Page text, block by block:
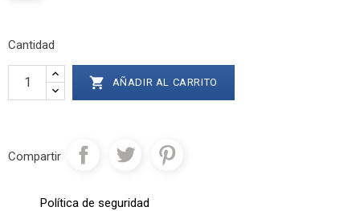
Cantidad
 AÑADIR AL CARRITO
Compartir
Política de seguridad